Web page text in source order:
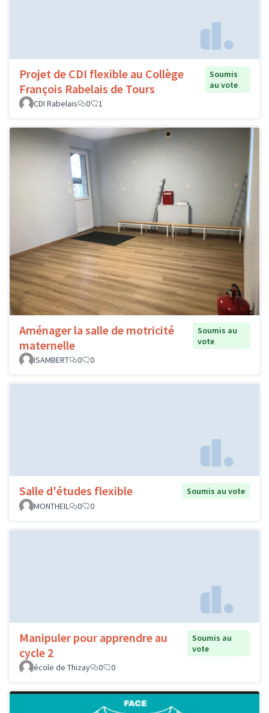
Projet de CDI flexible au Collège
François Rabelais de Tours
Soumis
au vote
CDI Rabelais
0 1
Aménager la salle de motricité
maternelle
Soumis au
vote
ISAMBERT
0 0
Salle d'études flexible
Soumis au vote
MONTHEIL
0 0
Manipuler pour apprendre au
cycle 2
Soumis au
vote
école de Thizay
0 0